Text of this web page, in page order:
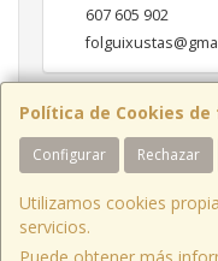
Política de Cookies
Configurar Rechazar
Utilizamos cookies
servicios.
607 605 902
Horario
Lunes a viernes de
Sábados de 10:00 a